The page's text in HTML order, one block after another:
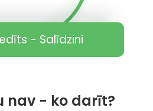
- Salīdzini
nav - ko darīt?